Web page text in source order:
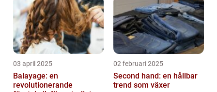
03 april 2025
Balayage: en
revolutionerande
02 februari 2025
Second hand: en hållbar
trend som växer